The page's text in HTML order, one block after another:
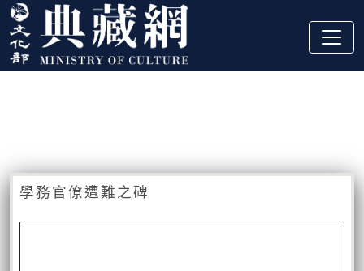
跳到主要內容
:::
學務官僚遭難之碑